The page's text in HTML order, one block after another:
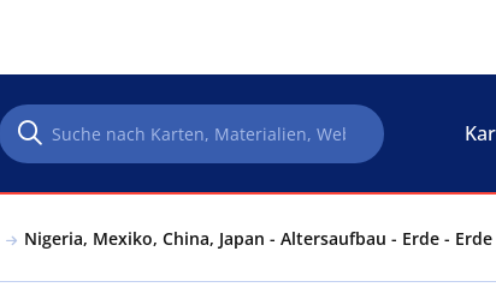
Nigeria, Mexiko, China, Japan - Altersaufbau - Erde -